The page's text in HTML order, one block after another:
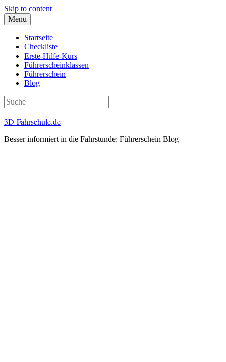
Skip to content
Menu
Startseite
Checkliste
Erste-Hilfe-Kurs
Führerscheinklassen
Führerschein
Blog
3D-Fahrschule.de
Besser informiert in die Fahrstunde: Führerschein Blog